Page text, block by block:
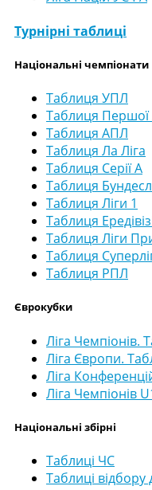
Турнірні таблиці
Національні чемпіонати
Таблиця УПЛ
Таблиця Першої
Таблиця АПЛ
Таблиця Ла Ліга
Таблиця Серії А
Таблиця
Таблиця Ліги 1
Таблиця
Таблиця Ліги
Таблиця
Таблиця РПЛ
Єврокубки
Ліга Чемпіонів.
Ліга Європи.
Ліга
Ліга Чемпіонів
Національні збірні
Таблиці ЧС
Таблиці